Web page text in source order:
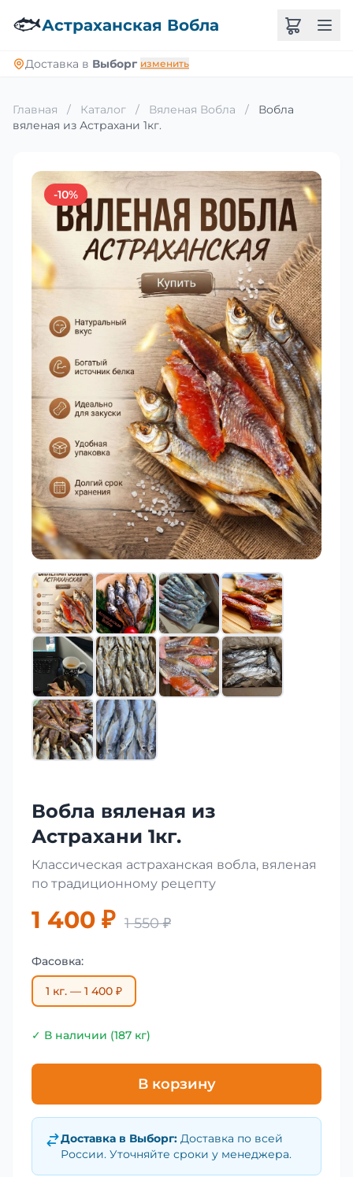
🐟Астраханская Вобла
Доставка в Выборг изменить
Главная / Каталог / Вяленая Вобла /
Вобла
вяленая из Астрахани 1кг.
-10%
Вобла вяленая из
Астрахани 1кг.
Классическая астраханская вобла, вяленая
по традиционному рецепту
1 400 ₽ 1 550 ₽
Фасовка:
1 кг. — 1 400 ₽
✓ В наличии (187 кг)
В корзину
Доставка в Выборг: Доставка по всей
России. Уточняйте сроки у менеджера.